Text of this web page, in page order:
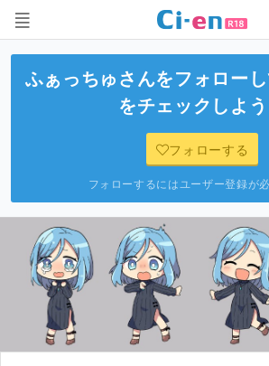
ふぁっちゅ さんをフォロー
をチェックしよう
フォローする
フォローするにはユーザー登録が必